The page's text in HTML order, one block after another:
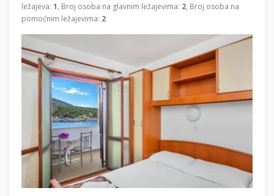
ležajeva: 1, Broj osoba na glavnim ležajevima: 2, Broj osoba na
pomoćnim ležajevima: 2